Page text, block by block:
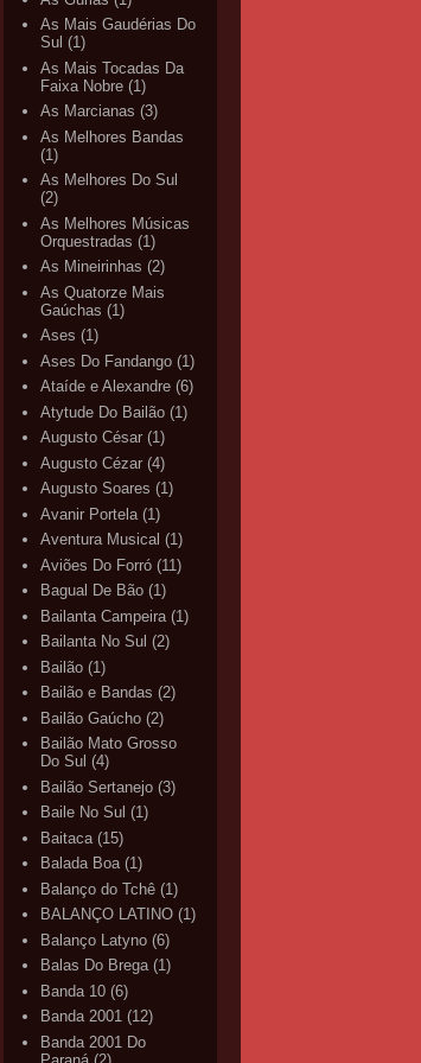
As Mais Gaudérias Do
Sul (1)
As Mais Tocadas Da
Faixa Nobre (1)
As Marcianas (3)
As Melhores Bandas
(1)
As Melhores Do Sul
(2)
As Melhores Músicas
Orquestradas (1)
As Mineirinhas (2)
As Quatorze Mais
Gaúchas (1)
Ases (1)
Ases Do Fandango (1)
Ataíde e Alexandre (6)
Atytude Do Bailão (1)
Augusto César (1)
Augusto Cézar (4)
Augusto Soares (1)
Avanir Portela (1)
Aventura Musical (1)
Aviões Do Forró (11)
Bagual De Bão (1)
Bailanta Campeira (1)
Bailanta No Sul (2)
Bailão (1)
Bailão e Bandas (2)
Bailão Gaúcho (2)
Bailão Mato Grosso
Do Sul (4)
Bailão Sertanejo (3)
Baile No Sul (1)
Baitaca (15)
Balada Boa (1)
Balanço do Tchê (1)
BALANÇO LATINO (1)
Balanço Latyno (6)
Balas Do Brega (1)
Banda 10 (6)
Banda 2001 (12)
Banda 2001 Do